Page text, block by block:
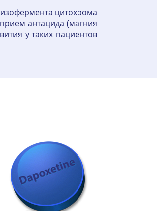
цитохрома
антацида (магния
у таких пациентов